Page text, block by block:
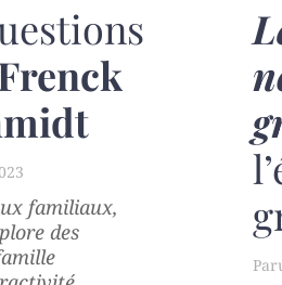
familiaux,
des